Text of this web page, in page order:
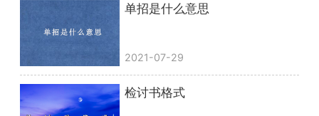
单招是什么意思
2021-07-29
检讨书格式